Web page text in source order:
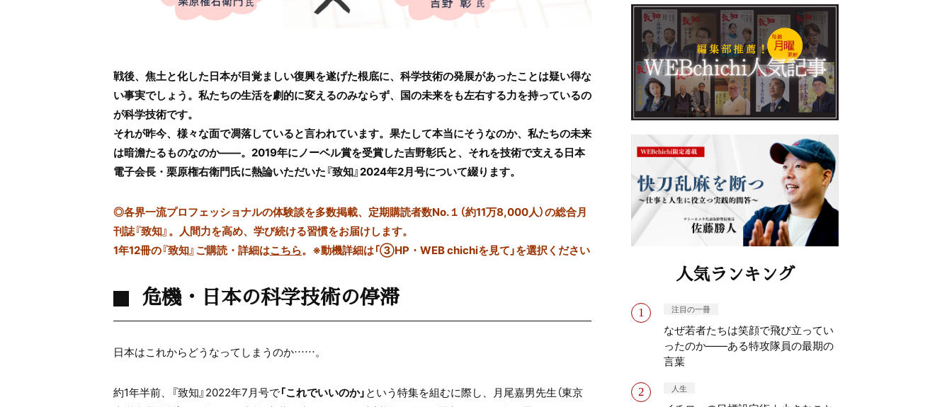
戦後、焦土と化した日本が目覚ましい復興を遂げた根底に、科学技術の発展があったことは疑い得な
い事実でしょう。私たちの生活を劇的に変えるのみならず、国の未来をも左右する力を持っているの
が科学技術です。
それが昨今、様々な面で凋落していると言われています。果たして本当にそうなのか、私たちの未来
は暗澹たるものなのか――。2019年にノーベル賞を受賞した吉野彰氏と、それを技術で支える日本
電子会長・栗原権右衛門氏に熱論いただいた『致知』2024年2月号について綴ります。
◎各界一流プロフェッショナルの体験談を多数掲載、定期購読者数No.１（約11万8,000人）の総合月
刊誌『致知』。人間力を高め、学び続ける習慣をお届けします。
1年12冊の『致知』ご購読・詳細はこちら。 ※動機詳細は「③HP・WEB chichiを見て」を選択ください
危機・日本の科学技術の停滞
日本はこれからどうなってしまうのか……。
約1年半前、『致知』2022年7月号で「これでいいのか」という特集を組むに際し、月尾嘉男先生（東京
人気ランキング
注目の一冊
なぜ若者たちは笑顔で飛び立ってい
ったのか——ある特攻隊員の最期の
言葉
人生